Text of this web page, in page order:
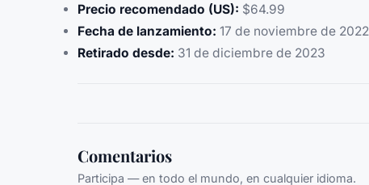
Precio recomendado (US): $64.99
Fecha de lanzamiento: 17 de noviembre de 2022
Retirado desde: 31 de diciembre de 2023
Comentarios
Participa — en todo el mundo, en cualquier idioma.